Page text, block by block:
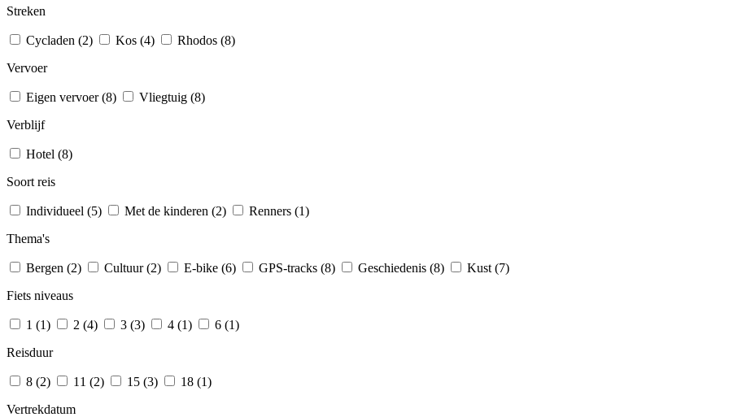
Streken
Cycladen (2) Kos (4)
Rhodos (8)
Vervoer
Eigen vervoer (8)
Vliegtuig (8)
Verblijf
Hotel (8)
Soort reis
Individueel (5) Met de kinderen (2)
Renners (1)
Thema's
Bergen (2) Cultuur (2) E-bike (6) GPS-tracks (8) Geschiedenis (8)
Kust (7)
Fiets niveaus
1 (1) 2 (4) 3 (3) 4 (1)
6 (1)
Reisduur
8 (2) 11 (2) 15 (3)
18 (1)
Vertrekdatum